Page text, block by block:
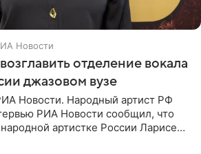
Новости
отделение вокала
джазовом вузе
Новости. Народный артист РФ
РИА Новости сообщил, что
артистке России Ларисе